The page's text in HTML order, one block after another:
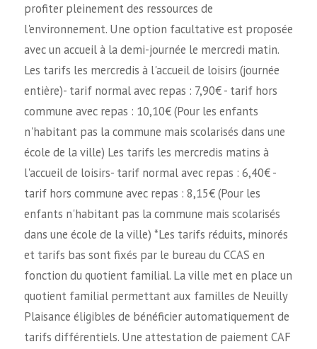
profiter pleinement des ressources de
l'environnement. Une option facultative est proposée
avec un accueil à la demi-journée le mercredi matin.
Les tarifs les mercredis à l'accueil de loisirs (journée
entière)- tarif normal avec repas : 7,90€ - tarif hors
commune avec repas : 10,10€ (Pour les enfants
n'habitant pas la commune mais scolarisés dans une
école de la ville) Les tarifs les mercredis matins à
l'accueil de loisirs- tarif normal avec repas : 6,40€ -
tarif hors commune avec repas : 8,15€ (Pour les
enfants n'habitant pas la commune mais scolarisés
dans une école de la ville) *Les tarifs réduits, minorés
et tarifs bas sont fixés par le bureau du CCAS en
fonction du quotient familial. La ville met en place un
quotient familial permettant aux familles de Neuilly
Plaisance éligibles de bénéficier automatiquement de
tarifs différentiels. Une attestation de paiement CAF